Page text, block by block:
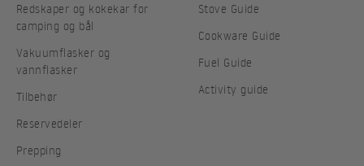
Redskaper og kokekar for
camping og bål
Vakuumflasker og
vannflasker
Tilbehør
Reservedeler
Prepping
Stove Guide
Cookware Guide
Fuel Guide
Activity guide